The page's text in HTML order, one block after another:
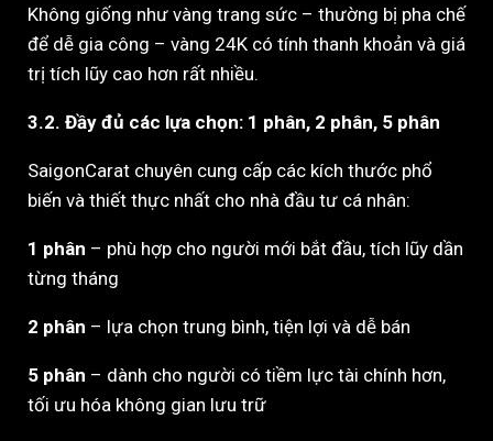
Không giống như vàng trang sức – thường bị pha chế
để dễ gia công – vàng 24K có tính thanh khoản và giá
trị tích lũy cao hơn rất nhiều.
3.2. Đầy đủ các lựa chọn: 1 phân, 2 phân, 5 phân
SaigonCarat chuyên cung cấp các kích thước phổ
biến và thiết thực nhất cho nhà đầu tư cá nhân:
1 phân – phù hợp cho người mới bắt đầu, tích lũy dần
từng tháng
2 phân – lựa chọn trung bình, tiện lợi và dễ bán
5 phân – dành cho người có tiềm lực tài chính hơn,
tối ưu hóa không gian lưu trữ